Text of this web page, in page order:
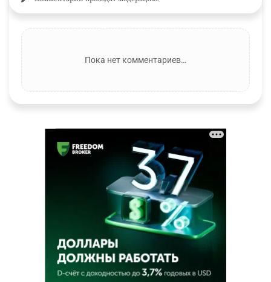
Пока нет комментариев…